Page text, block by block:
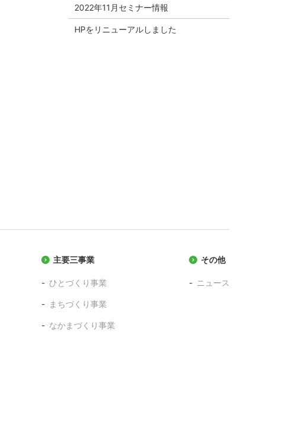
2022年11月セミナー情報
HPをリニューアルしました
主要三事業
ひとづくり事業
まちづくり事業
なかまづくり事業
その他
ニュース